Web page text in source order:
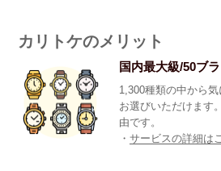
カリトケのメリット
国内最大級/50ブ
1,300種類の中から
お選びいただけます
由です。
・サービスの詳細は